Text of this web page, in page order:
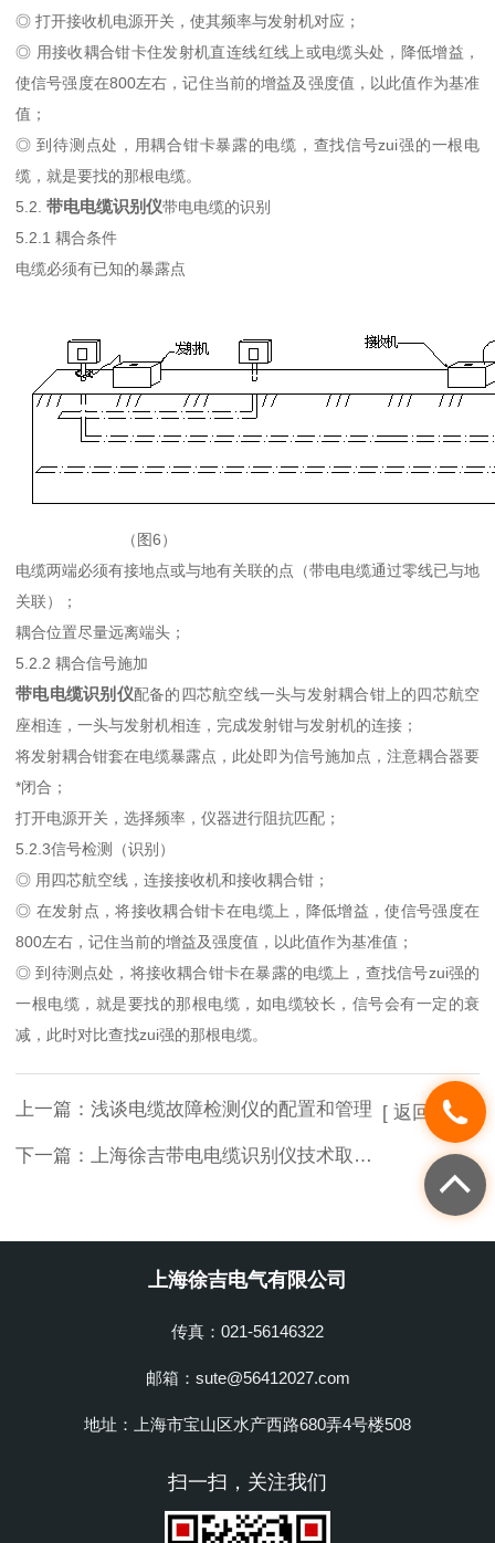
◎ 打开接收机电源开关，使其频率与发射机对应；
◎ 用接收耦合钳卡住发射机直连线红线上或电缆头处，降低增益，
使信号强度在800左右，记住当前的增益及强度值，以此值作为基准
值；
◎ 到待测点处，用耦合钳卡暴露的电缆，查找信号zui强的一根电
缆，就是要找的那根电缆。
5.2. 带电电缆识别仪带电电缆的识别
5.2.1 耦合条件
电缆必须有已知的暴露点
（图6）
电缆两端必须有接地点或与地有关联的点（带电电缆通过零线已与地
关联）；
耦合位置尽量远离端头；
5.2.2 耦合信号施加
带电电缆识别仪配备的四芯航空线一头与发射耦合钳上的四芯航空
座相连，一头与发射机相连，完成发射钳与发射机的连接；
将发射耦合钳套在电缆暴露点，此处即为信号施加点，注意耦合器要
*闭合；
打开电源开关，选择频率，仪器进行阻抗匹配；
5.2.3信号检测（识别）
◎ 用四芯航空线，连接接收机和接收耦合钳；
◎ 在发射点，将接收耦合钳卡在电缆上，降低增益，使信号强度在
800左右，记住当前的增益及强度值，以此值作为基准值；
◎ 到待测点处，将接收耦合钳卡在暴露的电缆上，查找信号zui强的
一根电缆，就是要找的那根电缆，如电缆较长，信号会有一定的衰
减，此时对比查找zui强的那根电缆。
上一篇： 浅谈电缆故障检测仪的配置和管理
下一篇： 上海徐吉带电电缆识别仪技术取得重大突破
[ 返回列表 ]
上海徐吉电气有限公司
传真：021-56146322
邮箱：sute@56412027.com
地址：上海市宝山区水产西路680弄4号楼508
扫一扫，关注我们